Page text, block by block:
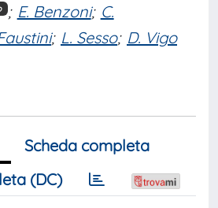
; E. Benzoni; C.
; L. Sesso; D. Vigo
Scheda completa
(DC)